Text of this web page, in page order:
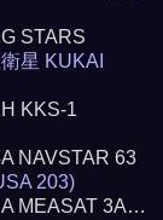
STARS
星 KUKAI
KKS-1
NAVSTAR 63
203)
MEASAT 3A…